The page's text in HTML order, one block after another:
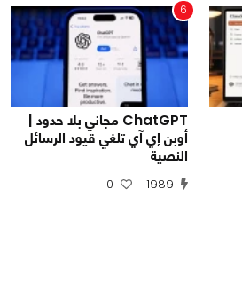
6
ChatGPT مجاني بلا حدود |
أوبن إي آي تلغي قيود الرسائل
النصية
1989
0